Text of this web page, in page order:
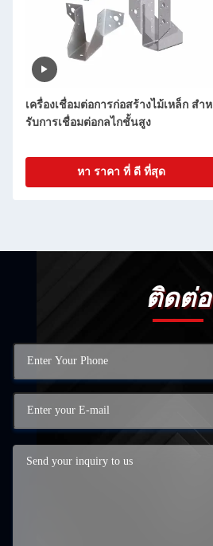
เครื่องเชื่อมต่อการก่อสร้างไม้เหล็ก สําห
รับการเชื่อมต่อกลไกชั้นสูง
หา ราคา ที่ ดี ที่สุด
ติดต่อ